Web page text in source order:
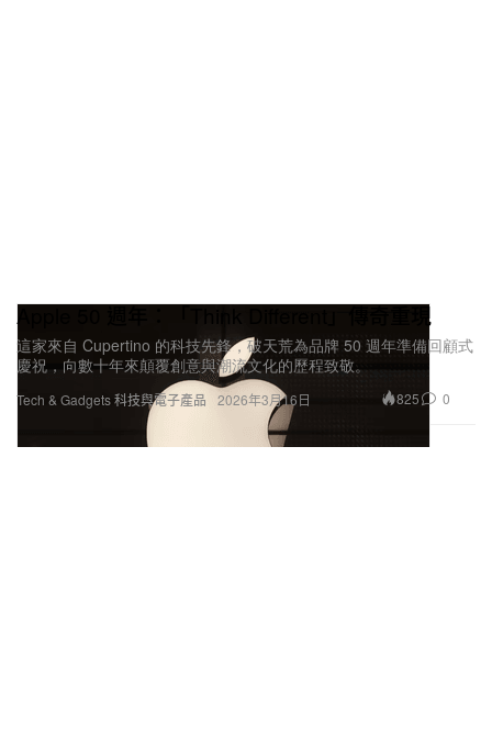
Tech & Gadgets 科技與電子產品
Apple 50 週年：「Think Different」傳奇重現
這家來自 Cupertino 的科技先鋒，破天荒為品牌 50 週年準備回顧式
慶祝，向數十年來顛覆創意與潮流文化的歷程致敬。
2026年3月16日 825 0